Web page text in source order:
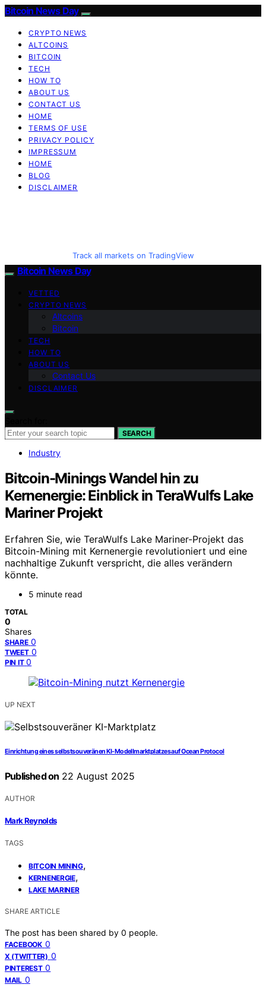
Bitcoin News Day
CRYPTO NEWS
ALTCOINS
BITCOIN
TECH
HOW TO
ABOUT US
CONTACT US
HOME
TERMS OF USE
PRIVACY POLICY
IMPRESSUM
HOME
BLOG
DISCLAIMER
Track all markets on TradingView
Bitcoin News Day
VETTED
CRYPTO NEWS
Altcoins
Bitcoin
TECH
HOW TO
ABOUT US
Contact Us
DISCLAIMER
SEARCH
Industry
Bitcoin-Minings Wandel hin zu
Kernenergie: Einblick in TeraWulfs Lake
Mariner Projekt
Erfahren Sie, wie TeraWulfs Lake Mariner-Projekt das
Bitcoin-Mining mit Kernenergie revolutioniert und eine
nachhaltige Zukunft verspricht, die alles verändern
könnte.
5 minute read
TOTAL
0
Shares
SHARE 0
TWEET 0
PIN IT 0
UP NEXT
Einrichtung eines selbstsouveränen KI-Modellmarktplatzes auf Ocean Protocol
Published on 22 August 2025
AUTHOR
Mark Reynolds
TAGS
BITCOIN MINING,
KERNENERGIE,
LAKE MARINER
SHARE ARTICLE
The post has been shared by 0 people.
FACEBOOK 0
X (TWITTER) 0
PINTEREST 0
MAIL 0